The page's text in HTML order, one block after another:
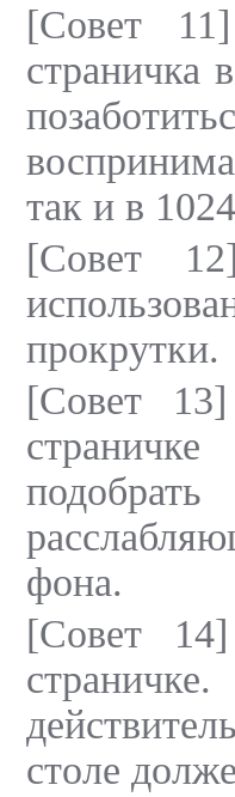
[Совет
страничка
так и в
[Совет
прокрутки.
[Совет
фона.
[Совет
столе